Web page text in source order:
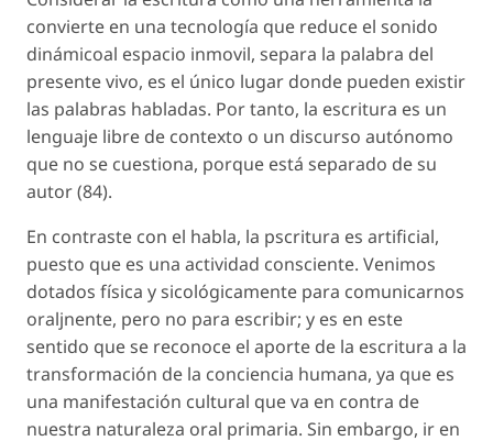
convierte en una tecnología que reduce el sonido
dinámicoal espacio inmovil, separa la palabra del
presente vivo, es el único lugar donde pueden existir
las palabras habladas. Por tanto, la escritura es un
lenguaje libre de contexto o un discurso autónomo
que no se cuestiona, porque está separado de su
autor (84).
En contraste con el habla, la pscritura es artificial,
puesto que es una actividad consciente. Venimos
dotados física y sicológicamente para comunicarnos
oraljnente, pero no para escribir; y es en este
sentido que se reconoce el aporte de la escritura a la
transformación de la conciencia humana, ya que es
una manifestación cultural que va en contra de
nuestra naturaleza oral primaria. Sin embargo, ir en